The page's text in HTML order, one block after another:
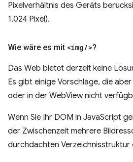
Pixelverhältnis des Geräts
1.024 Pixel).
Wie wäre es mit <img/>?
Das Web bietet derzeit keine
Es gibt einige Vorschläge, die
oder in der WebView nicht
Wenn Sie Ihr DOM in JavaScript
der Zwischenzeit mehrere
durchdachten Verzeichnisstruktur